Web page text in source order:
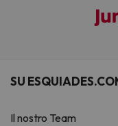
SU
Il nostro Team